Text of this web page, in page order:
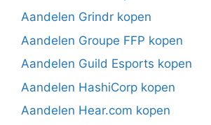
Aandelen Grindr kopen
Aandelen Groupe FFP kopen
Aandelen Guild Esports kopen
Aandelen HashiCorp kopen
Aandelen Hear.com kopen